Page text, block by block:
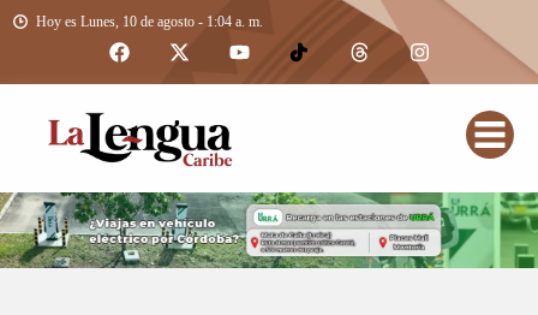
Hoy es Lunes, 10 de agosto - 1:04 a. m.